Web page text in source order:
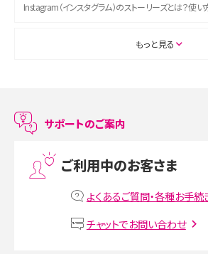
Instagram（インスタグラム）のストーリーズとは？使
ASMRとは？初心者向けの代表ジャンルや楽しみ方を
LINEで友だちを削除する方法は？方法ごとの影響や復
プリペイドSIMとは？種類やメリット・デメリット、利用
VPN接続とは？仕組みや必要性、メリット・デメリット、
もっと見る
サポートのご案内
ご利用中のお客さま
よくあるご質問・各種お手続
チャットでお問い合わせ